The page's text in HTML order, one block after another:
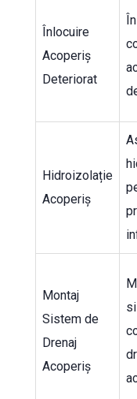
Înlocuire
Acoperiș
Deteriorat
Hidroizolație
Acoperiș
Montaj
Sistem de
Drenaj
Acoperiș